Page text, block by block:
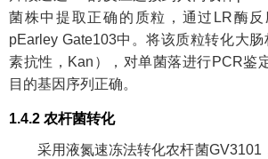
菌株中提取正确的质粒，通过LR酶反
pEarley Gate103中。将该质粒转化大
素抗性，Kan），对单菌落进行PCR鉴
目的基因序列正确。
1.4.2 农杆菌转化
采用液氮速冻法转化农杆菌GV3101